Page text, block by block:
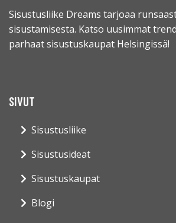
Sisustusliike Dreams tarjoaa
sisustamisesta. Katso uusimmat
parhaat sisustuskaupat Helsingissä!
SIVUT
Sisustusliike
Sisustusideat
Sisustuskaupat
Blogi